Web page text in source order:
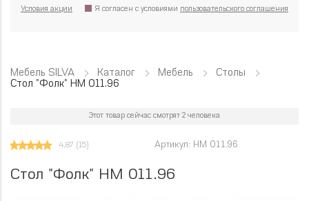
Я согласен с условиями пользовательского соглашения
Условия акции
Мебель SILVA Каталог Мебель
Столы
Стол "Фолк" НМ 011.96
Артикул: НМ 011.96
4.87 (15)
Этот товар сейчас смотрят 2 человека
Стол "Фолк" НМ 011.96